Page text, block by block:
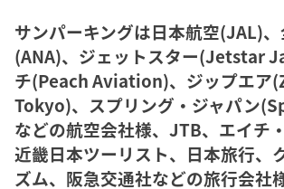
サンパーキングは日本航空(JAL)
(ANA)、ジェットスター(Jetstar
チ(Peach Aviation)、ジップエア
Tokyo)、スプリング・ジャパン
などの航空会社様、JTB、エイチ
近畿日本ツーリスト、日本旅行、
ズム、阪急交通社などの旅行会社